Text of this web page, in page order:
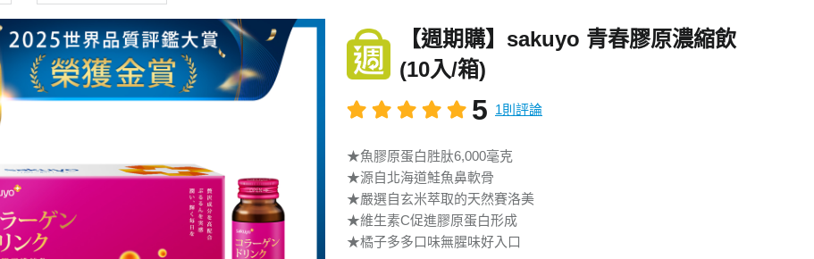
【週期購】sakuyo 青春膠原濃縮飲
(10入/箱)
5 1則評論
★魚膠原蛋白胜肽6,000毫克
★源自北海道鮭魚鼻軟骨
★嚴選自玄米萃取的天然賽洛美
★維生素C促進膠原蛋白形成
★橘子多多口味無腥味好入口